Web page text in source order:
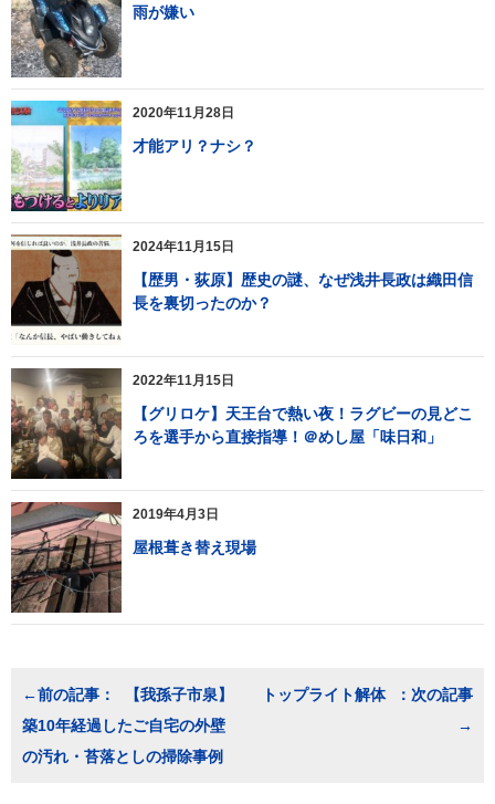
雨が嫌い
2020年11月28日
才能アリ？ナシ？
2024年11月15日
【歴男・荻原】歴史の謎、なぜ浅井長政は織田信
長を裏切ったのか？
2022年11月15日
【グリロケ】天王台で熱い夜！ラグビーの見どこ
ろを選手から直接指導！＠めし屋「味日和」
2019年4月3日
屋根葺き替え現場
ナ
ビ
【我孫子市泉】
築10年経過したご自宅の外壁
の汚れ・苔落としの掃除事例
トップライト解体